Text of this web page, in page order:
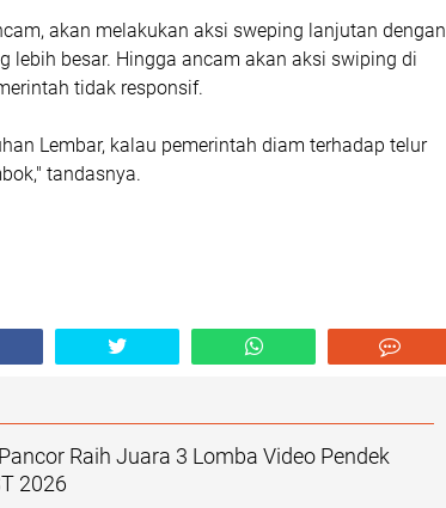
akan melakukan aksi sweping lanjutan dengan
lebih besar. Hingga ancam akan aksi swiping di
tidak responsif.
Lembar, kalau pemerintah diam terhadap telur
tandasnya.
Raih Juara 3 Lomba Video Pendek
2026